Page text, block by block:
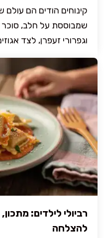
קינוחים הודים הם
שמבוססת על חלב, סוכר
וגפרורי זעפרן, לצד
רביולי לילדים:
להצלחה